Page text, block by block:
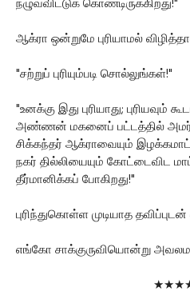
நழுவவிட்டுக் கொண்டிருக்கிறது!"
ஆக்ரா ஒன்றுமே புரியாமல்
"சற்றுப் புரியும்படி சொல்லுங்கள்!"
"உனக்கு இது புரியாது;
அண்ணன் மகனைப் பட்டத்தில்
சிக்கந்தர் ஆக்ராவையும்
நகர் தில்லியையும் கோட்டைவிட
தீர்மானிக்கப் போகிறது!"
புரிந்துகொள்ள முடியாத
எங்கோ சாக்குருவியொன்று